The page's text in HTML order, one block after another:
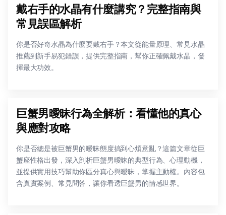
戴右手的水晶有什麼講究？完整指南與
常見誤區解析
你是否好奇水晶為什麼要戴右手？本文從能量原理、常見水晶
推薦到新手易犯錯誤，提供完整指南，幫你正確佩戴水晶，發
揮最大功效。
巨蟹男曖昧行為全解析：看懂他的真心
與應對攻略
你是否總是被巨蟹男的曖昧態度搞到心煩意亂？這篇文章從巨
蟹座性格出發，深入剖析巨蟹男曖昧的典型行為、心理動機，
並提供實用技巧幫助你區分真心與曖昧，掌握主動權。內容包
含真實案例、常見問答，讓你看透巨蟹男的情感世界。